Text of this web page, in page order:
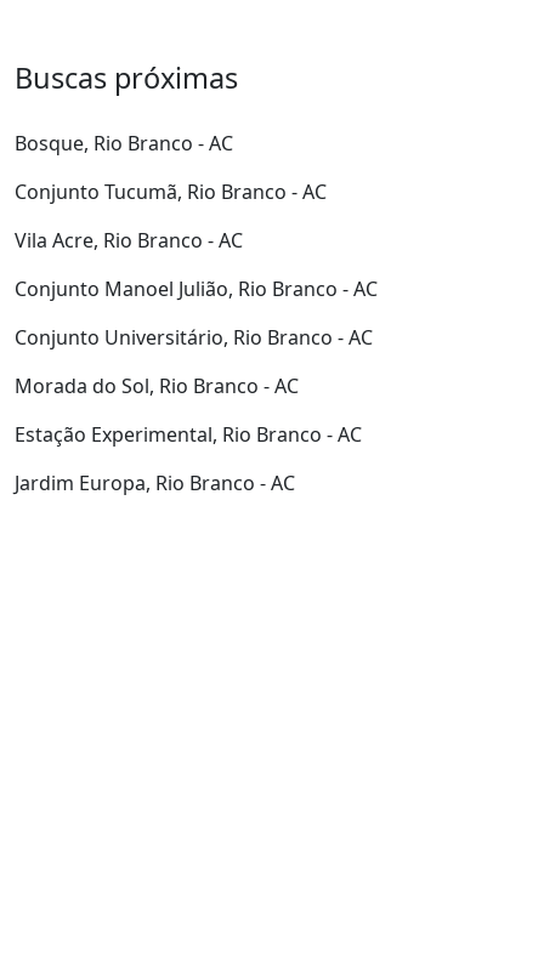
Buscas próximas
Bosque, Rio Branco - AC
Conjunto Tucumã, Rio Branco - AC
Vila Acre, Rio Branco - AC
Conjunto Manoel Julião, Rio Branco - AC
Conjunto Universitário, Rio Branco - AC
Morada do Sol, Rio Branco - AC
Estação Experimental, Rio Branco - AC
Jardim Europa, Rio Branco - AC